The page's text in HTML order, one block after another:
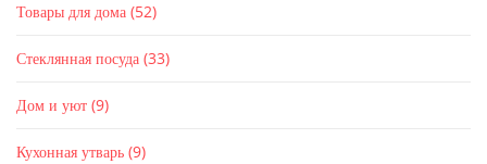
Товары для дома (52)
Стеклянная посуда (33)
Дом и уют (9)
Кухонная утварь (9)